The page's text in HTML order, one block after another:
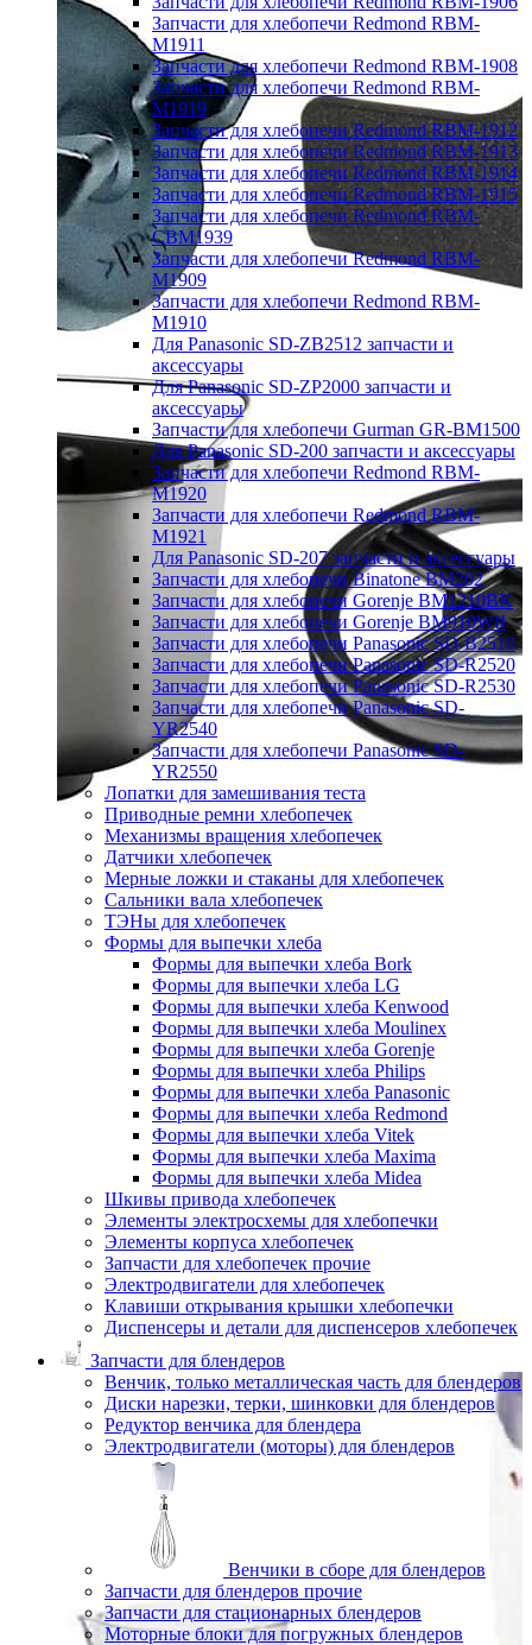
Запчасти для хлебопечи Redmond RBM-
M1911
Запчасти для хлебопечи Redmond RBM-1908
Запчасти для хлебопечи Redmond RBM-
M1919
Запчасти для хлебопечи Redmond RBM-1912
Запчасти для хлебопечи Redmond RBM-1913
Запчасти для хлебопечи Redmond RBM-1914
Запчасти для хлебопечи Redmond RBM-1915
Запчасти для хлебопечи Redmond RBM-
CBM1939
Запчасти для хлебопечи Redmond RBM-
M1909
Запчасти для хлебопечи Redmond RBM-
M1910
Для Panasonic SD-ZB2512 запчасти и
аксессуары
Для Panasonic SD-ZP2000 запчасти и
аксессуары
Запчасти для хлебопечи Gurman GR-BM1500
Для Panasonic SD-200 запчасти и аксессуары
Запчасти для хлебопечи Redmond RBM-
M1920
Запчасти для хлебопечи Redmond RBM-
M1921
Для Panasonic SD-207 запчасти и аксессуары
Запчасти для хлебопечи Binatone BM202
Запчасти для хлебопечи Gorenje BM1210BK
Запчасти для хлебопечи Gorenje BM910WII
Запчасти для хлебопечи Panasonic SD-B2510
Запчасти для хлебопечи Panasonic SD-R2520
Запчасти для хлебопечи Panasonic SD-R2530
Запчасти для хлебопечи Panasonic SD-
YR2540
Запчасти для хлебопечи Panasonic SD-
YR2550
Лопатки для замешивания теста
Приводные ремни хлебопечек
Механизмы вращения хлебопечек
Датчики хлебопечек
Мерные ложки и стаканы для хлебопечек
Сальники вала хлебопечек
ТЭНы для хлебопечек
Формы для выпечки хлеба
Формы для выпечки хлеба Bork
Формы для выпечки хлеба LG
Формы для выпечки хлеба Kenwood
Формы для выпечки хлеба Moulinex
Формы для выпечки хлеба Gorenje
Формы для выпечки хлеба Philips
Формы для выпечки хлеба Panasonic
Формы для выпечки хлеба Redmond
Формы для выпечки хлеба Vitek
Формы для выпечки хлеба Maxima
Формы для выпечки хлеба Midea
Шкивы привода хлебопечек
Элементы электросхемы для хлебопечки
Элементы корпуса хлебопечек
Запчасти для хлебопечек прочие
Электродвигатели для хлебопечек
Клавиши открывания крышки хлебопечки
Диспенсеры и детали для диспенсеров хлебопечек
Запчасти для блендеров
Венчик, только металлическая часть для блендеров
Диски нарезки, терки, шинковки для блендеров
Редуктор венчика для блендера
Электродвигатели (моторы) для блендеров
Венчики в сборе для блендеров
Запчасти для блендеров прочие
Запчасти для стационарных блендеров
Моторные блоки для погружных блендеров